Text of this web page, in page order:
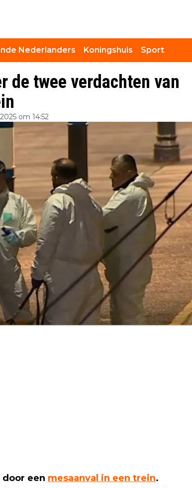
Nederlanders Koningshuis Sport
de twee verdachten van
om 14:52
een mesaanval in een trein.